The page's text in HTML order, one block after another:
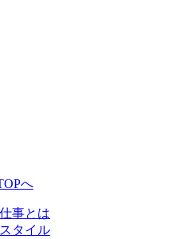
へ
事とは
タイル